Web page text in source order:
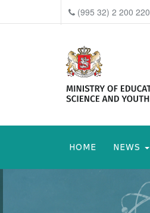
(995 32) 2 200 220
HOME NEWS